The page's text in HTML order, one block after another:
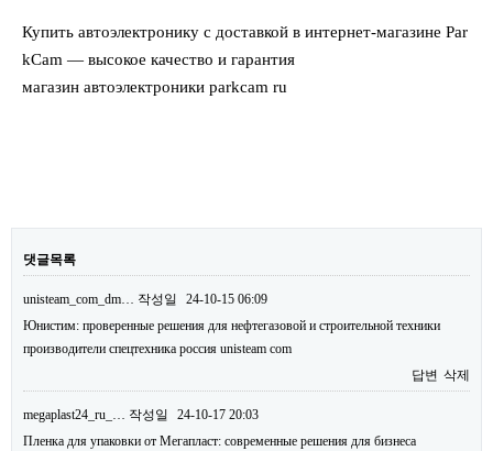
Купить автоэлектронику с доставкой в интернет-магазине Par
kCam — высокое качество и гарантия
магазин автоэлектроники parkcam ru
댓글목록
unisteam_com_dm… 작성일
24-10-15 06:09
Юнистим: проверенные решения для нефтегазовой и строительной техники
производители спецтехника россия unisteam com
답변 삭제
megaplast24_ru_… 작성일
24-10-17 20:03
Пленка для упаковки от Мегапласт: современные решения для бизнеса